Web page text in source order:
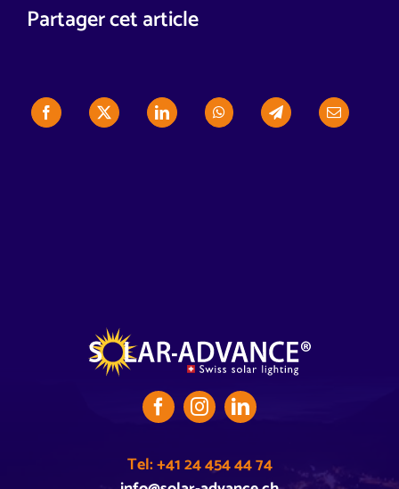
Partager cet article
Tel: +41 24 454 44 74